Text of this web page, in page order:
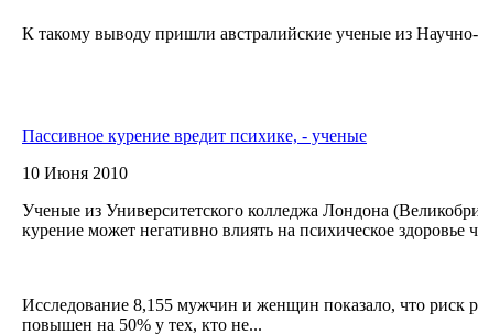
К такому выводу пришли австралийские ученые из Научно-
Пассивное курение вредит психике, - ученые
10 Июня 2010
Ученые из Университетского колледжа Лондона
курение может негативно влиять на психическое здоровье
Исследование 8,155 мужчин и женщин показало, что риск
повышен на 50% у тех, кто не...